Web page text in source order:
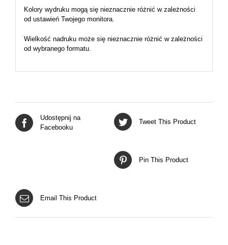
Kolory wydruku mogą się nieznacznie różnić w zależności
od ustawień Twojego monitora.
Wielkość nadruku może się nieznacznie różnić w zależności
od wybranego formatu.
Udostępnij na
Facebooku
Tweet This Product
Pin This Product
Email This Product